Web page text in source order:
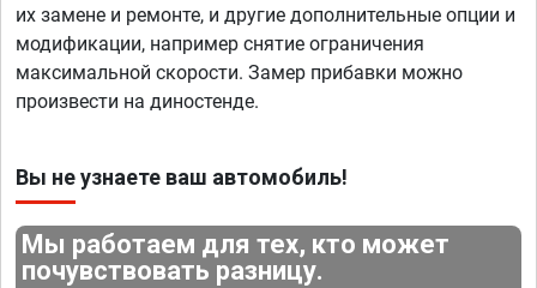
их замене и ремонте, и другие дополнительные опции и
модификации, например снятие ограничения
максимальной скорости. Замер прибавки можно
произвести на диностенде.
Вы не узнаете ваш автомобиль!
Мы работаем для тех, кто может
почувствовать разницу.